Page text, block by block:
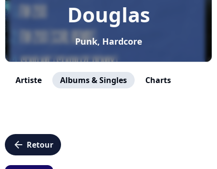
Douglas
Punk, Hardcore
Artiste Albums & Singles Charts
arrow_left Retour